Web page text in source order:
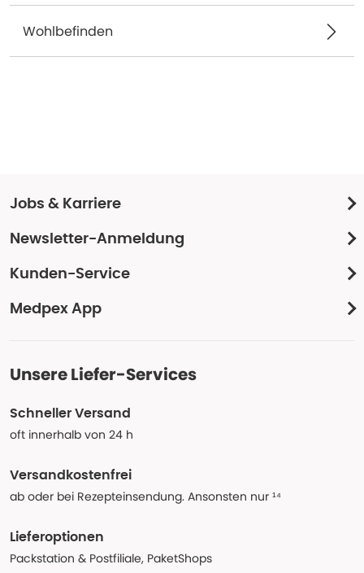
Wohlbefinden
Jobs & Karriere
Newsletter-Anmeldung
Kunden-Service
Medpex App
Unsere Liefer-Services
Schneller Versand
oft innerhalb von 24 h
Versandkostenfrei
ab oder bei Rezepteinsendung. Ansonsten nur ¹⁴
Lieferoptionen
Packstation & Postfiliale, PaketShops